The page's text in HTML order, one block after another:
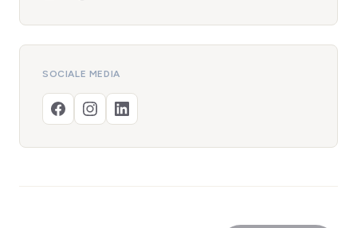
SOCIALE MEDIA